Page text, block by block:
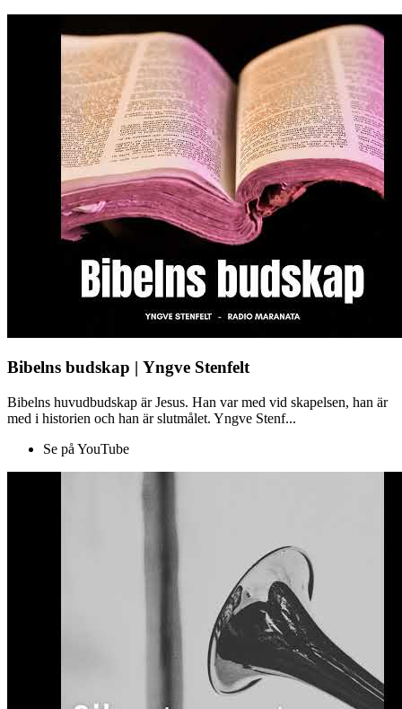
Bibelns budskap | Yngve Stenfelt
Bibelns huvudbudskap är Jesus. Han var med vid skapelsen, han är
med i historien och han är slutmålet. Yngve Stenf...
Se på YouTube